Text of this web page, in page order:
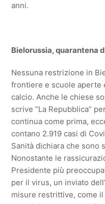
anni.
Bielorussia, quarantena
Nessuna restrizione in
frontiere e scuole aperte
calcio. Anche le chiese
scrive “La Repubblica”
continua come prima,
contano 2.919 casi di
Sanità dichiara che sono
Nonostante le
Presidente più
per il virus, un inviato
misure restrittive, come